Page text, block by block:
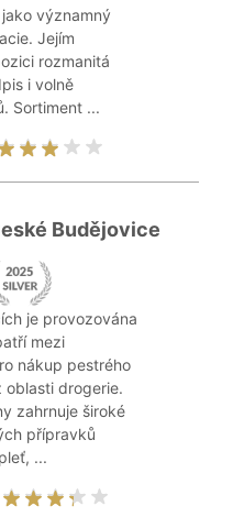
významný
Jejím
rozmanitá
i volně
Sortiment ...
Budějovice
je provozována
mezi
nákup pestrého
oblasti drogerie.
zahrnuje široké
přípravků
...